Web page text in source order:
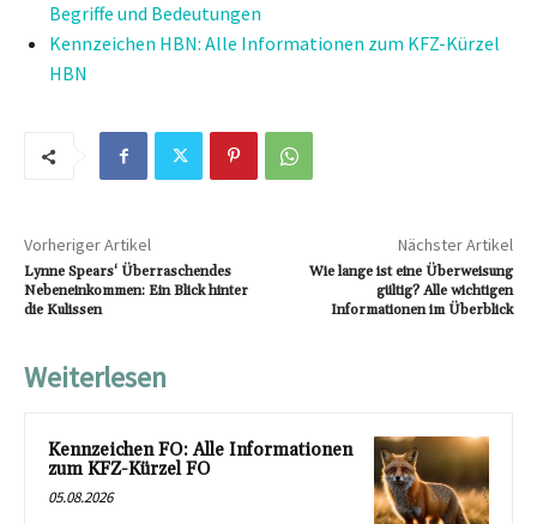
Begriffe und Bedeutungen
Kennzeichen HBN: Alle Informationen zum KFZ-Kürzel
HBN
Vorheriger Artikel
Lynne Spears‘ Überraschendes
Nebeneinkommen: Ein Blick hinter
die Kulissen
Nächster Artikel
Wie lange ist eine Überweisung
gültig? Alle wichtigen
Informationen im Überblick
Weiterlesen
Kennzeichen FO: Alle Informationen
zum KFZ-Kürzel FO
05.08.2026